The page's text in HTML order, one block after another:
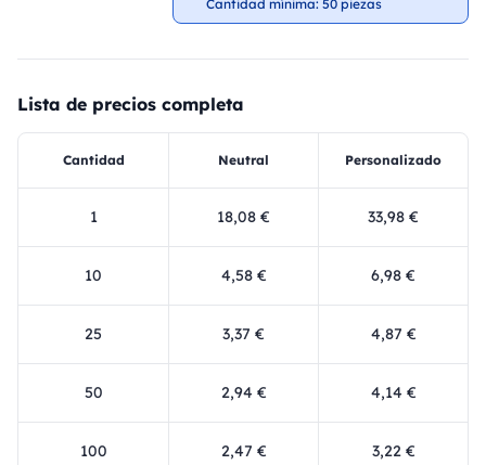
Cantidad mínima: 50 piezas
Lista de precios completa
Cantidad Neutral Personalizado
1 18,08 € 33,98 €
10 4,58 € 6,98 €
25 3,37 € 4,87 €
50 2,94 € 4,14 €
100 2,47 € 3,22 €